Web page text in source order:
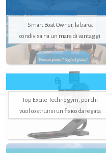
Smart Boat Owner, la barca
condivisa ha un mare di vantaggi
Top Excite Technogym, per chi
vuol costruirsi un fisico da regata